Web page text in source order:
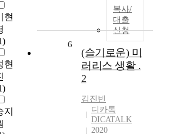
현
현
지
복사/
대출
신청
6
(슬기로운) 미
러리스 생활 .
2
김진빈
디카톡
DICATALK
2020